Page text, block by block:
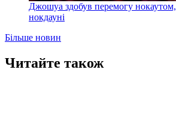
Джошуа здобув перемогу
нокдауні
Більше новин
Читайте також